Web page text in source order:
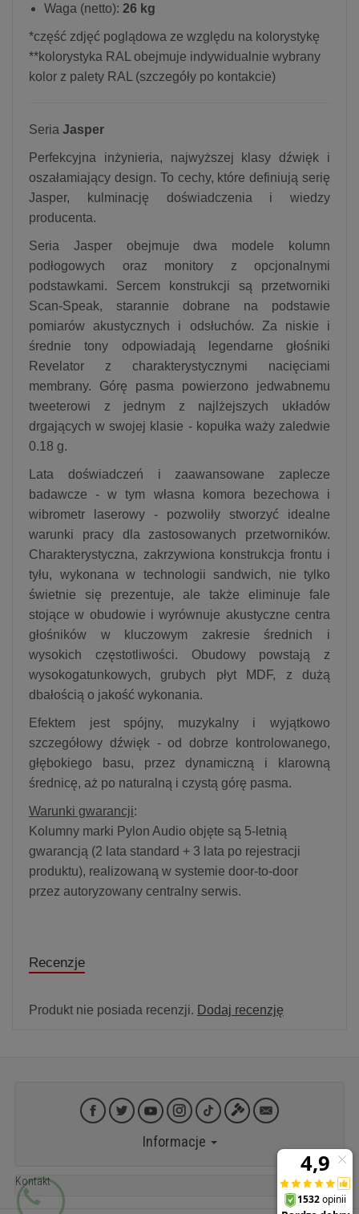
Waga (netto): 26 kg
*część zdjęć poglądowa ze względu na kolorystykę
**kolorystyka RAL obejmuje indywidualnie wybrany
kolor z palety RAL (szczegóły po kontakcie)
Seria Jasper
Perfekcyjna inżynieria, najwyższej klasy dźwięk i
oszałamiający design. To cechy, które definiują serię
Jasper, kulminację doświadczenia i wiedzy
producenta.
Seria Jasper obejmuje dwa modele kolumn
podłogowych oraz monitory z opcjonalnymi
podstawkami. Sercem konstrukcji są przetworniki
Scan-Speak, starannie dobrane na podstawie
pomiarów akustycznych i odsłuchów. Za niskie i
średnie tony odpowiadają legendarne głośniki
Revelator z charakterystycznymi nacięciami
membrany. Górę pasma powierzono jedwabnemu
tweeterowi z jednym z najlżejszych układów
drgających w swojej klasie - kopułka waży zaledwie
0.18 g.
Lata doświadczeń i zaawansowane zaplecze
badawcze - w tym własna komora bezechowa i
wibrometr laserowy - pozwoliły stworzyć idealne
warunki pracy dla zastosowanych przetworników.
Charakterystyczna, zakrzywiona konstrukcja frontu i
tyłu, wykonana w technologii sandwich, nie tylko
świetnie się prezentuje, ale także eliminuje fale
stojące w obudowie i wyrównuje akustyczne centra
głośników w kluczowym zakresie średnich i
wysokich częstotliwości. Obudowy powstają z
wysokogatunkowych, grubych płyt MDF, z dużą
dbałością o jakość wykonania.
Efektem jest spójny, muzykalny i wyjątkowo
szczegółowy dźwięk - od dobrze kontrolowanego,
głębokiego basu, przez dynamiczną i klarowną
średnicę, aż po naturalną i czystą górę pasma.
Warunki gwarancji:
Kolumny marki Pylon Audio objęte są 5-letnią
gwarancją (2 lata standard + 3 lata po rejestracji
produktu), realizowaną w systemie door-to-door
przez autoryzowany centralny serwis.
Recenzje
Produkt nie posiada recenzji. Dodaj recenzję
Informacje
Kontakt